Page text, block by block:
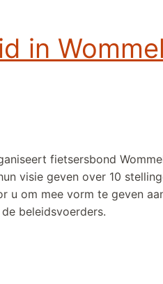
in
fietsersbond
visie geven over 10
u om mee vorm te geven
beleidsvoerders.